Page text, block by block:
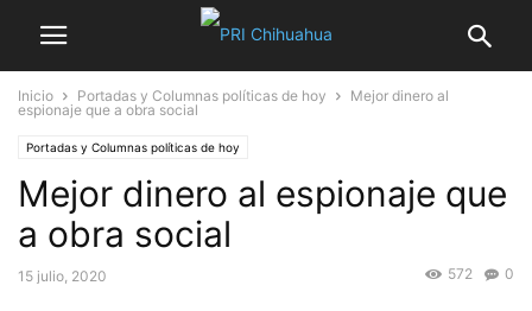
Inicio Portadas y Columnas políticas de hoy
Mejor dinero al
espionaje que a obra social
Portadas y Columnas políticas de hoy
Mejor dinero al espionaje que
a obra social
15 julio, 2020 0
572